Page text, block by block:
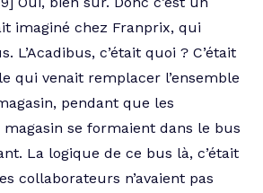
imaginé chez Franprix, qui
L’Acadibus, c’était quoi ? C’était
qui venait remplacer l’ensemble
pendant que les
se formaient dans le bus
La logique de ce bus là, c’était
collaborateurs n’avaient pas